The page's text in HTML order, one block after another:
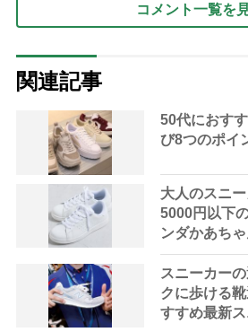
コメント一覧を
関連記事
50代におす
び8つのポイ
大人のスニ
5000円以下
ンダかあち
スニーカー
クに歩ける
すすめ最新